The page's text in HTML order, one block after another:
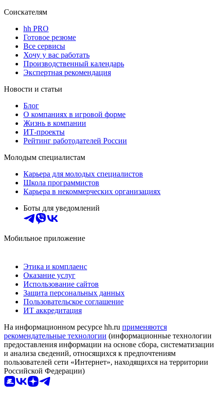
Соискателям
hh PRO
Готовое резюме
Все сервисы
Хочу у вас работать
Производственный календарь
Экспертная рекомендация
Новости и статьи
Блог
О компаниях в игровой форме
Жизнь в компании
ИТ-проекты
Рейтинг работодателей России
Молодым специалистам
Карьера для молодых специалистов
Школа программистов
Карьера в некоммерческих организациях
Боты для уведомлений
Мобильное приложение
Этика и комплаенс
Оказание услуг
Использование сайтов
Защита персональных данных
Пользовательское соглашение
ИТ аккредитация
На информационном ресурсе hh.ru применяются
рекомендательные технологии (информационные технологии
предоставления информации на основе сбора, систематизации
и анализа сведений, относящихся к предпочтениям
пользователей сети «Интернет», находящихся на территории
Российской Федерации)